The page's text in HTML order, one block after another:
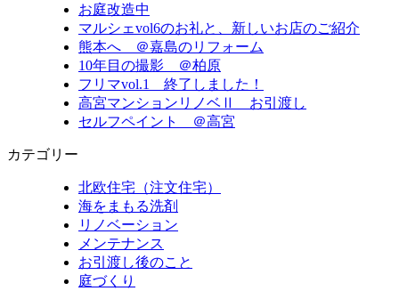
お庭改造中
マルシェvol6のお礼と、新しいお店のご紹介
熊本へ ＠嘉島のリフォーム
10年目の撮影 ＠柏原
フリマvol.1 終了しました！
高宮マンションリノベⅡ お引渡し
セルフペイント ＠高宮
カテゴリー
北欧住宅（注文住宅）
海をまもる洗剤
リノベーション
メンテナンス
お引渡し後のこと
庭づくり